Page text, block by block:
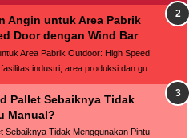
Angin untuk Area Pabrik
Door dengan Wind Bar
Area Pabrik Outdoor: High Speed
industri, area produksi dan gu...
Pallet Sebaiknya Tidak
Manual?
Sebaiknya Tidak Menggunakan Pintu